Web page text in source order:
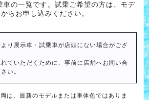
車の一覧です。試乗ご希望の方は、モデ
らお申し込みください。
り展示車・試乗車が店頭にない場合がござ
ていただくために、事前に店舗へお問い合
い。
は、最新のモデルまたは車体色ではありま